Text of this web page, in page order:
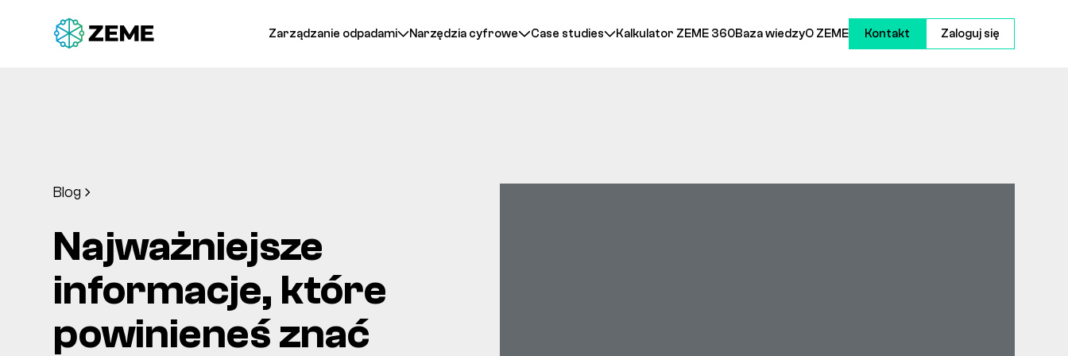
Zarządzanie odpadami Narzędzia cyfrowe Case studies Kalkulator ZEME 360Baza wiedzyO ZEME Kontakt Zaloguj się
Blog
Najważniejsze
informacje, które
powinieneś znać